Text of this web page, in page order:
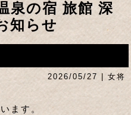
泉の宿 旅館 深
知らせ
2026/05/27 | 女将
ます。